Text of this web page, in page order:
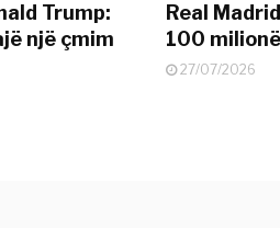
Trump:
një çmim
Real
100
27/07/2026